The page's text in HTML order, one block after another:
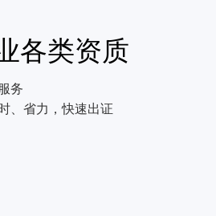
各类资质
务
、省力，快速出证